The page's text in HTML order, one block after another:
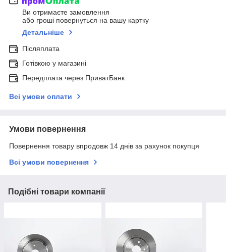
Ви отримаєте замовлення
або гроші повернуться на вашу картку
Детальніше
Післяплата
Готівкою у магазині
Передплата через ПриватБанк
Всі умови оплати
Умови повернення
Повернення товару впродовж 14 днів за рахунок покупця
Всі умови повернення
Подібні товари компанії